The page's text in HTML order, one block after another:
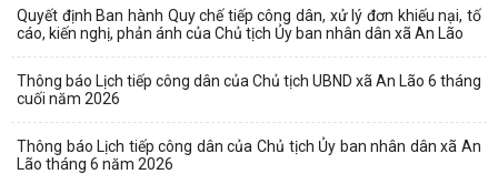
Quyết định Ban hành Quy chế tiếp công dân, xử lý đơn khiếu nại, tố
cáo, kiến nghị, phản ánh của Chủ tịch Ủy ban nhân dân xã An Lão
Thông báo Lịch tiếp công dân của Chủ tịch UBND xã An Lão 6 tháng
cuối năm 2026
Thông báo Lịch tiếp công dân của Chủ tịch Ủy ban nhân dân xã An
Lão tháng 6 năm 2026